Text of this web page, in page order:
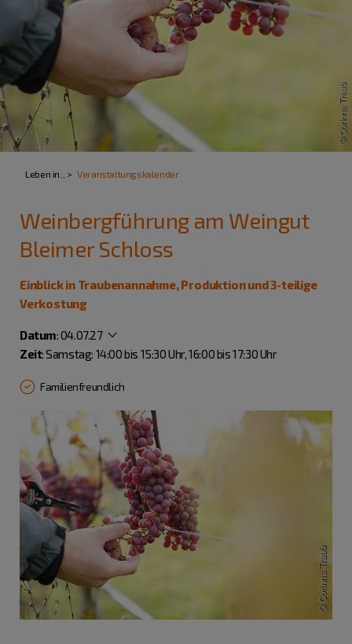
Leben in... Veranstaltungskalender
Weinbergführung am Weingut
Bleimer Schloss
Einblick in Traubenannahme, Produktion und 3-teilige
Verkostung
Datum:04.07.27
Zeit: Samstag: 14:00 bis 15:30 Uhr, 16:00 bis 17:30 Uhr
Familienfreundlich